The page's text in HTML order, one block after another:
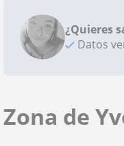
¿Quieres
Datos
Zona de